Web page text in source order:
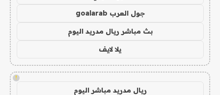
جول العرب goalarab
بث مباشر ريال مدريد اليوم
يلا لايف
!
ريال مدريد مباشر اليوم